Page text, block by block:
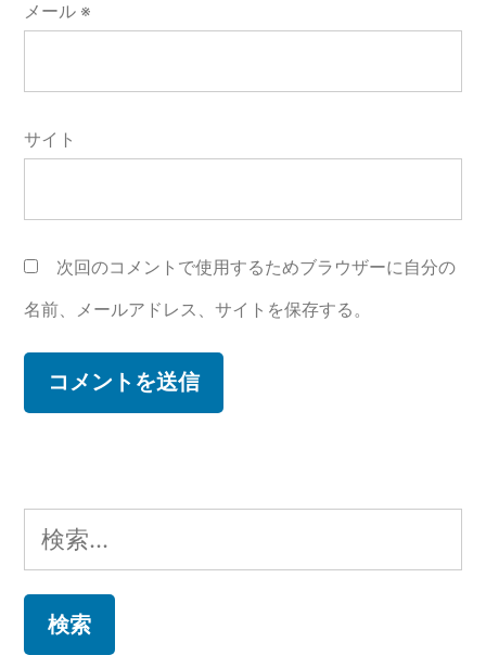
メール ※
サイト
次回のコメントで使用するためブラウザーに自分の
名前、メールアドレス、サイトを保存する。
検
索: